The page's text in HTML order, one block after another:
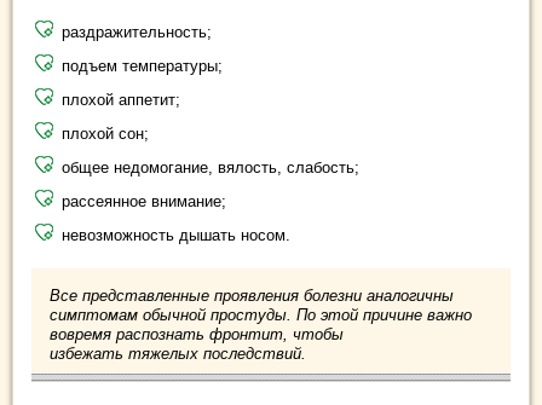
раздражительность;
подъем температуры;
плохой аппетит;
плохой сон;
общее недомогание, вялость, слабость;
рассеянное внимание;
невозможность дышать носом.
Все представленные проявления болезни аналогичны
симптомам обычной простуды. По этой причине важно
вовремя распознать фронтит, чтобы
избежать тяжелых последствий.